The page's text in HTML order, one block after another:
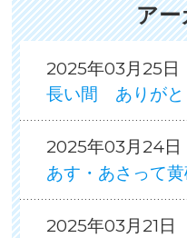
アー
2025年03月25日
長い間 ありがと
2025年03月24日
あす・あさって
2025年03月21日